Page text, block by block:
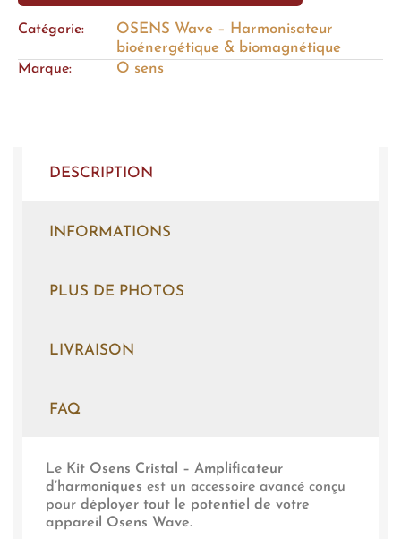
Catégorie
OSENS Wave – Harmonisateur
bioénergétique & biomagnétique
Marque O sens
DESCRIPTION
INFORMATIONS
PLUS DE PHOTOS
LIVRAISON
FAQ
Le Kit Osens Cristal – Amplificateur
d’harmoniques est un accessoire avancé conçu
pour déployer tout le potentiel de votre
appareil Osens Wave.